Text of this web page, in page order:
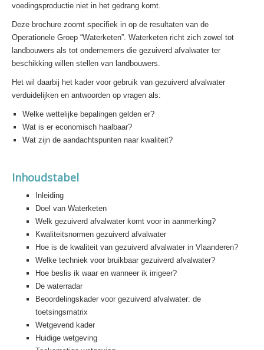
voedingsproductie niet in het gedrang komt.
Deze brochure zoomt specifiek in op de resultaten van de
Operationele Groep “Waterketen”. Waterketen richt zich zowel tot
landbouwers als tot ondernemers die gezuiverd afvalwater ter
beschikking willen stellen van landbouwers.
Het wil daarbij het kader voor gebruik van gezuiverd afvalwater
verduidelijken en antwoorden op vragen als:
Welke wettelijke bepalingen gelden er?
Wat is er economisch haalbaar?
Wat zijn de aandachtspunten naar kwaliteit?
Inhoudstabel
Inleiding
Doel van Waterketen
Welk gezuiverd afvalwater komt voor in aanmerking?
Kwaliteitsnormen gezuiverd afvalwater
Hoe is de kwaliteit van gezuiverd afvalwater in Vlaanderen?
Welke techniek voor bruikbaar gezuiverd afvalwater?
Hoe beslis ik waar en wanneer ik irrigeer?
De waterradar
Beoordelingskader voor gezuiverd afvalwater: de
toetsingsmatrix
Wetgevend kader
Huidige wetgeving